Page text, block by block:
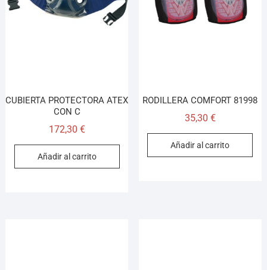
CUBIERTA PROTECTORA ATEX
CON C
172,30 €
Añadir al carrito
RODILLERA COMFORT 81998
35,30 €
Añadir al carrito